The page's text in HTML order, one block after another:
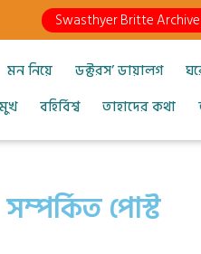
Swasthyer Britte Archive
মন নিয়ে ডক্টরস’ ডায়ালগ
বহির্বিশ্ব তাহাদের কথা
সম্পর্কিত পোস্ট